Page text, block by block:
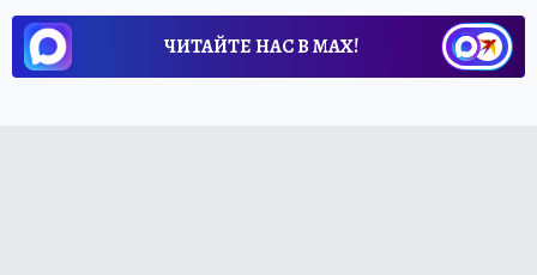
ЧИТАЙТЕ НАС В МАХ!